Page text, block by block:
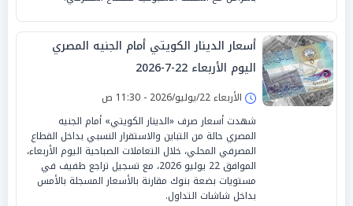
أسعار الدينار الكويتي أمام الجنيه المصري
اليوم الأربعاء 22-7-2026
الأربعاء 22/يوليو/2026 - 11:30 ص
شهدت أسعار صرف «الدينار الكويتي» أمام الجنيه
المصري حالة من التباين والاستقرار النسبي بداخل القطاع
المصرفي المحلي، خلال التعاملات الصباحية اليوم الأربعاء،
الموافق 22 يوليو 2026، مع تسجيل تراجع طفيف في
مستويات بضعة بنوك مقارنة بالأسعار المسجلة بالأمس
بداخل شاشات التداول.